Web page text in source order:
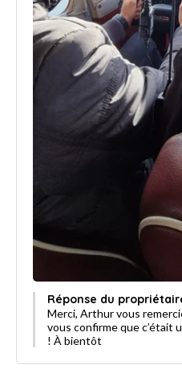
Réponse du
Merci, Arthur vous
vous confirme que c’était
! À bientôt